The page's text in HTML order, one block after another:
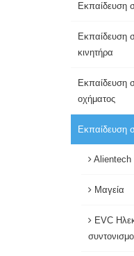
Εκπαίδευση
Εκπαίδευση
κινητήρα
Εκπαίδευση
οχήματος
Εκπαίδευση
Alientech
Μαγεία
EVC